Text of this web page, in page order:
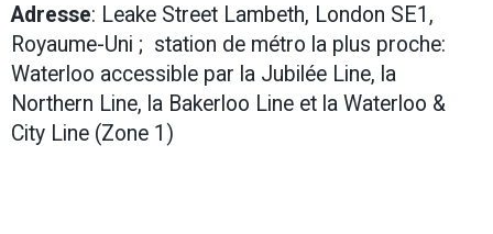
Adresse: Leake Street Lambeth, London SE1,
Royaume-Uni ; station de métro la plus proche:
Waterloo accessible par la Jubilée Line, la
Northern Line, la Bakerloo Line et la Waterloo &
City Line (Zone 1)